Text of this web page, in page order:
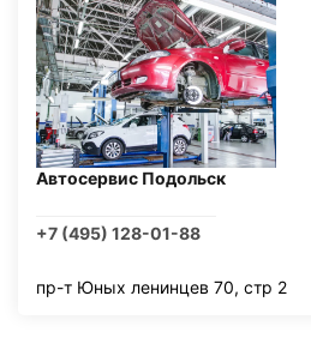
Автосервис Подольск
+7 (495) 128-01-88
пр-т Юных ленинцев 70, стр 2